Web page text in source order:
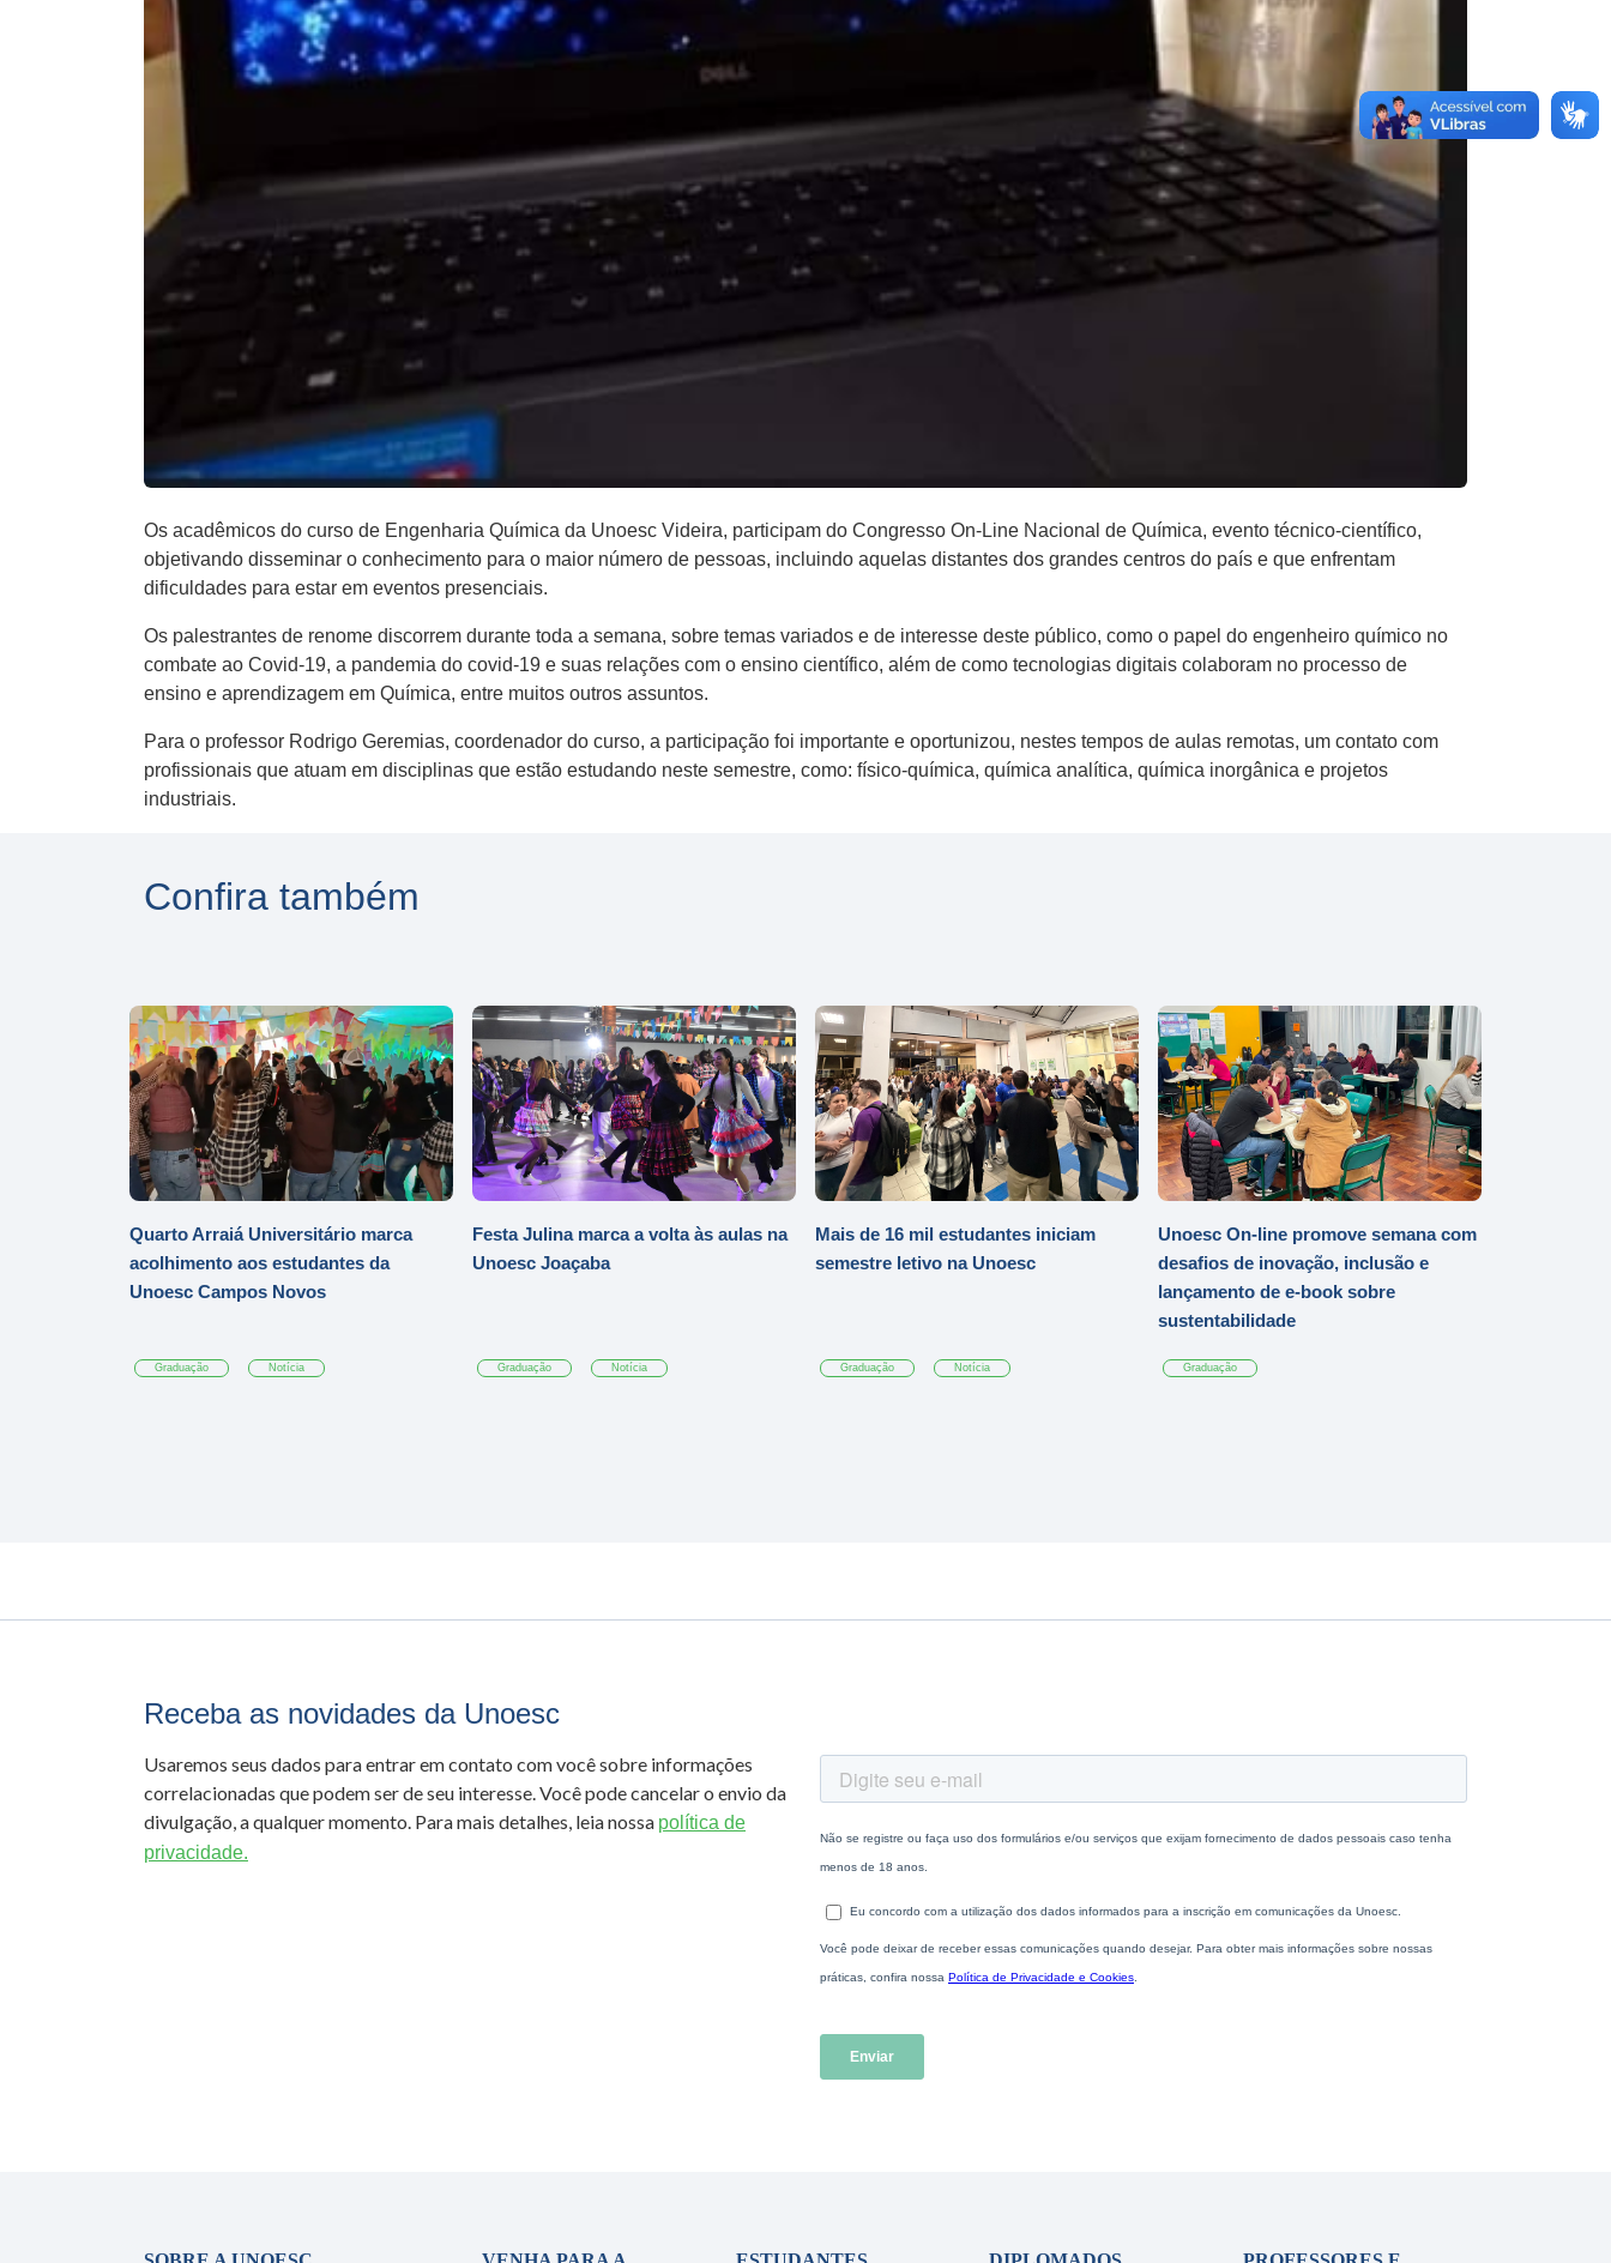
Os acadêmicos do curso de Engenharia Química da Unoesc Videira, participam do Congresso On-Line Nacional de Química, evento técnico-científico,
objetivando disseminar o conhecimento para o maior número de pessoas, incluindo aquelas distantes dos grandes centros do país e que enfrentam
dificuldades para estar em eventos presenciais.
Os palestrantes de renome discorrem durante toda a semana, sobre temas variados e de interesse deste público, como o papel do engenheiro químico no
combate ao Covid-19, a pandemia do covid-19 e suas relações com o ensino científico, além de como tecnologias digitais colaboram no processo de
ensino e aprendizagem em Química, entre muitos outros assuntos.
Para o professor Rodrigo Geremias, coordenador do curso, a participação foi importante e oportunizou, nestes tempos de aulas remotas, um contato com
profissionais que atuam em disciplinas que estão estudando neste semestre, como: físico-química, química analítica, química inorgânica e projetos
industriais.
Confira também
Quarto Arraiá Universitário marca
acolhimento aos estudantes da
Unoesc Campos Novos
Graduação Notícia
Festa Julina marca a volta às aulas na
Unoesc Joaçaba
Graduação Notícia
Mais de 16 mil estudantes iniciam
semestre letivo na Unoesc
Graduação Notícia
Unoesc On-line promove semana com
desafios de inovação, inclusão e
lançamento de e-book sobre
sustentabilidade
Graduação
Receba as novidades da Unoesc
Usaremos seus dados para entrar em contato com você sobre informações
correlacionadas que podem ser de seu interesse. Você pode cancelar o envio da
divulgação, a qualquer momento. Para mais detalhes, leia nossa política de
privacidade.